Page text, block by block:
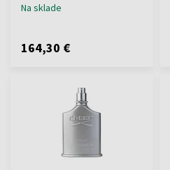
Na sklade
164,30 €